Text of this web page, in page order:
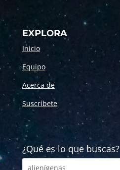
EXPLORA
Inicio
Equipo
Acerca de
Suscríbete
¿Qué es lo que buscas?